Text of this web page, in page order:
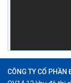
CÔNG TY CỔ PHẦN